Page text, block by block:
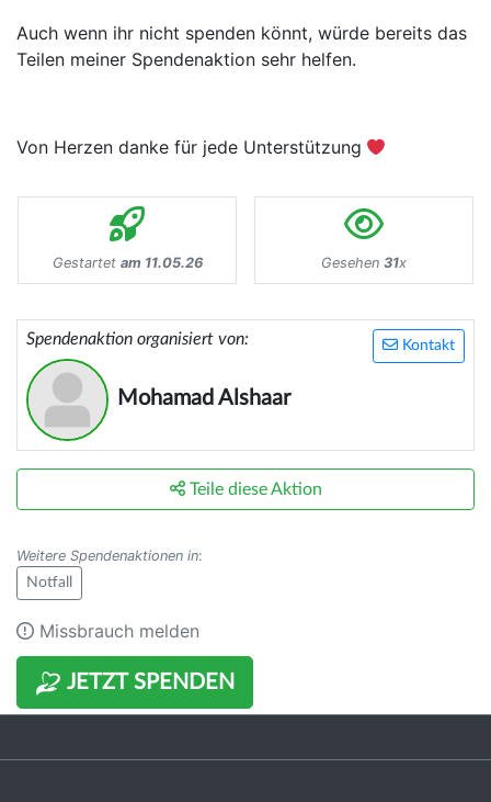
Auch wenn ihr nicht spenden könnt, würde bereits das
Teilen meiner Spendenaktion sehr helfen.
Von Herzen danke für jede Unterstützung
Gestartet am 11.05.26 Gesehen 31x
Kontakt
Spendenaktion organisiert von:
Mohamad Alshaar
JETZT SPENDEN
Teile diese Aktion
Weitere Spendenaktionen in:
Notfall
Missbrauch melden